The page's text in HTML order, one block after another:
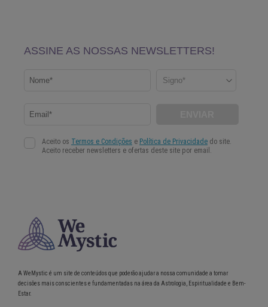
A WeMystic é um site de conteúdos que poderão ajudar a nossa comunidade a tomar
decisões mais conscientes e fundamentadas na área da Astrologia, Espiritualidade e Bem-
Estar.